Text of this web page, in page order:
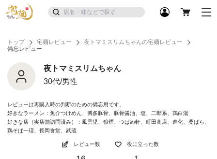
トップ 宅麺レビュー
夜トマミスリムちゃんの宅麺レビュー
備忘レビュー
夜トマミスリムちゃん
30代/男性
レビューは再購入時の判断のための備忘用です。
好きなラーメン：魚介つけめん、博多豚骨、豚骨醤油、塩、二郎系、鶏白湯
好きな店（実店舗訪問済み）：風雲児、狼煙、つばめ軒、町田商店、進化、桑ばら、
鶏そば一瑳、長岡食堂、武蔵
レビュー数 役に立った数